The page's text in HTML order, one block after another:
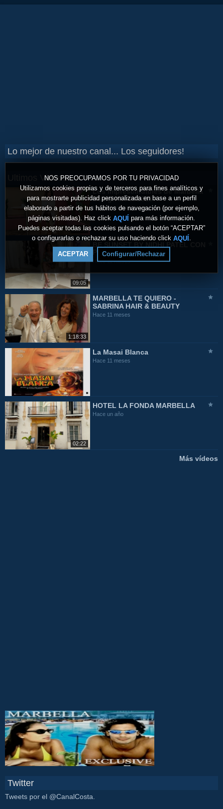
NOS PREOCUPAMOS POR TU PRIVACIDAD
Utilizamos cookies propias y de terceros para fines analíticos y
para mostrarte publicidad personalizada en base a un perfil
elaborado a partir de tus hábitos de navegación (por ejemplo,
páginas visitadas). Haz click AQUÍ para más información.
Puedes aceptar todas las cookies pulsando el botón “ACEPTAR”
o configurarlas o rechazar su uso haciendo click AQUÍ .
ACEPTAR Configurar/Rechazar
Lo mejor de nuestro canal... Los seguidores!
Ultimos Videos
31:59
Los imprescindibles de Marbella
Design & Art 2026
Hace 4 meses
09:05
BE SUNSET BY NIDHI PATEL CON
PATRICIA
Hace 11 meses
1:18:33
MARBELLA TE QUIERO -
SABRINA HAIR & BEAUTY
Hace 11 meses
La Masai Blanca
Hace 11 meses
02:22
HOTEL LA FONDA MARBELLA
Hace un año
Más vídeos
Twitter
Tweets por el @CanalCosta.